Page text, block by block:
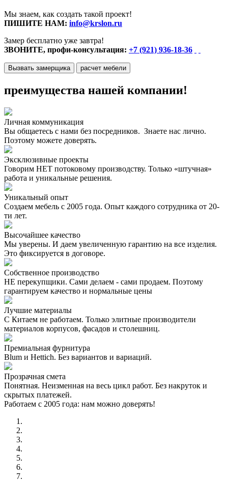
Мы знаем, как создать такой проект!
ПИШИТЕ НАМ: info@krslon.ru
Замер бесплатно уже завтра!
ЗВОНИТЕ, профи-консультация: +7 (921) 936-18-36
Вызвать замерщика расчет мебели
преимущества нашей компании!
Личная коммуникация
Вы общаетесь с нами без посредников. Знаете нас лично.
Поэтому можете доверять.
Эксклюзивные проекты
Говорим НЕТ потоковому производству. Только «штучная»
работа и уникальные решения.
Уникальный опыт
Создаем мебель с 2005 года. Опыт каждого сотрудника от 20-
ти лет.
Высочайшее качество
Мы уверены. И даем увеличенную гарантию на все изделия.
Это фиксируется в договоре.
Собственное производство
НЕ перекупщики. Сами делаем - сами продаем. Поэтому
гарантируем качество и нормальные цены
Лучшие материалы
С Китаем не работаем. Только элитные производители
материалов корпусов, фасадов и столешниц.
Премиальная фурнитура
Blum и Hettich. Без вариантов и вариаций.
Прозрачная смета
Понятная. Неизменная на весь цикл работ. Без накруток и
скрытых платежей.
Работаем с 2005 года: нам можно доверять!